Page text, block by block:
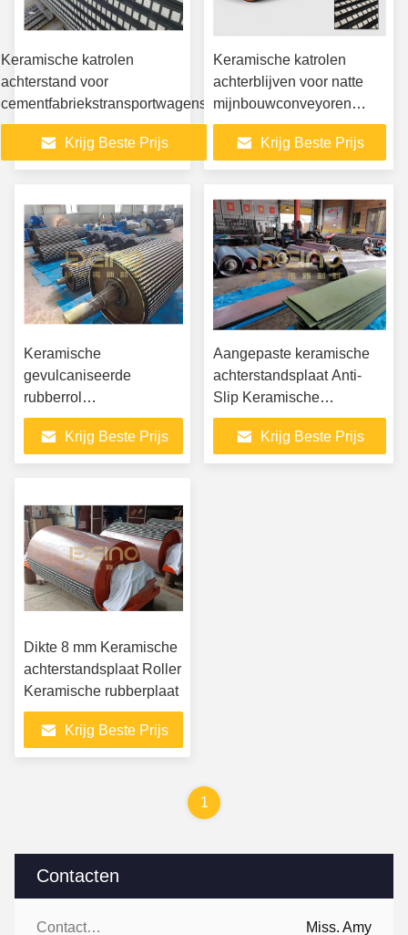
Contacten
Contacten: Miss. Amy
Keramische katrolen
achterstand voor
cementfabriekstransportwagens
Krijg Beste Prijs
Keramische katrolen
achterblijven voor natte
mijnbouwconveyoren
Elacera
Krijg Beste Prijs
Keramische
gevulcaniseerde
rubberrol
achterblijvende
Keramische
achterblijvende katrolen
rubber achterblijvende
voor zware transporters
Krijg Beste Prijs
Aangepaste keramische
achterstandsplaat Anti-
Slip Keramische
achterstandspul
Krijg Beste Prijs
Dikte 8 mm Keramische
achterstandsplaat Roller
Keramische rubberplaat
Krijg Beste Prijs
1